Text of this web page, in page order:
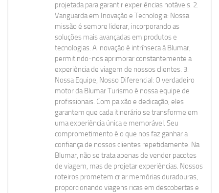
projetada para garantir experiências notáveis. 2.
Vanguarda em Inovação e Tecnologia: Nossa
missão é sempre liderar, incorporando as
soluções mais avançadas em produtos e
tecnologias. A inovação é intrínseca à Blumar,
permitindo-nos aprimorar constantemente a
experiência de viagem de nossos clientes. 3.
Nossa Equipe, Nosso Diferencial: O verdadeiro
motor da Blumar Turismo é nossa equipe de
profissionais. Com paixão e dedicação, eles
garantem que cada itinerário se transforme em
uma experiência única e memorável. Seu
comprometimento é o que nos faz ganhar a
confiança de nossos clientes repetidamente. Na
Blumar, não se trata apenas de vender pacotes
de viagem, mas de projetar experiências. Nossos
roteiros prometem criar memórias duradouras,
proporcionando viagens ricas em descobertas e